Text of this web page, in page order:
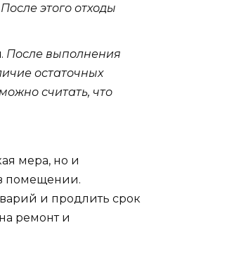
этого отходы
. После выполнения
остаточных
считать, что
мера, но и
помещении.
и продлить срок
ремонт и